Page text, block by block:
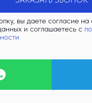
вы даете согласие на
и соглашаетесь c